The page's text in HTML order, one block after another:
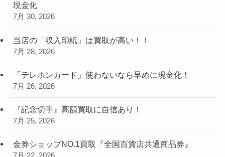
現金化
7月 30, 2026
当店の「収入印紙」は買取が高い！！
7月 28, 2026
「テレホンカード」使わないなら早めに現金化！
7月 26, 2026
『記念切手』高額買取に自信あり！
7月 25, 2026
金券ショップNO.1買取『全国百貨店共通商品券』